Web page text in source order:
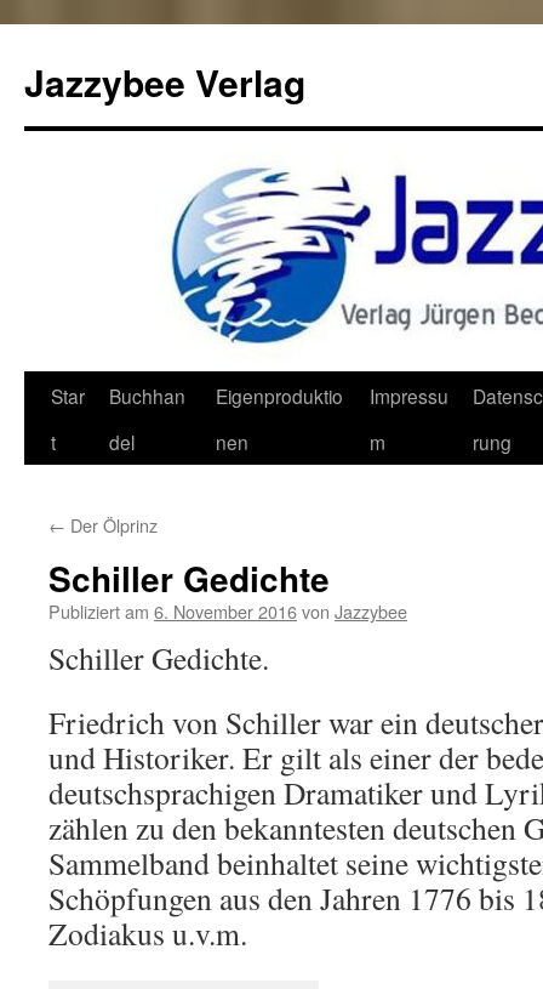
Jazzybee Verlag
Zum
Inhalt
Star
t
Buchhan
del
Eigenproduktio
nen
Impressu
m
rung
← Der Ölprinz
Schiller Gedichte
Publiziert am 6. November 2016von Jazzybee
Schiller Gedichte.
Friedrich von Schiller war ein
und Historiker. Er gilt als einer der
deutschsprachigen Dramatiker und
zählen zu den bekanntesten deutschen
Sammelband beinhaltet seine
Schöpfungen aus den Jahren 1776 bis
Zodiakus u.v.m.